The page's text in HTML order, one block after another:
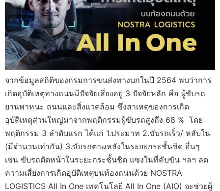
จากข้อมูลสถิติของกรมการขนส่งทางบกในปี 2564 พบว่าการ
เกิดอุบัติเหตุทางถนนมีปัจจัยเสี่ยงอยู่ 3 ปัจจัยหลัก คือ ผู้ขับรถ
ยานพาหนะ ถนนและสิ่งแวดล้อม ซึ่งสาเหตุของการเกิด
อุบัติเหตุส่วนใหญ่มาจากพฤติกรรมผู้ขับรถสูงถึง 68 % โดย
พฤติกรรม 3 ลำดับแรก ได้แก่ 1.ประมาท 2.ขับรถเร็ว/ หลับใน
(มีจำนวนเท่ากัน) 3.ขับรถตามหลังในระยะกระชั้นชิด อื่นๆ
เช่น ขับรถตัดหน้าในระยะกระชั้นชิด แซงในที่คับขัน ฯลฯ ลด
ความเสี่ยงการเกิดอุบัติเหตุบนท้องถนนด้วย NOSTRA
LOGISTICS All In One เทคโนโลยี All In One (AIO) จะช่วยผู้